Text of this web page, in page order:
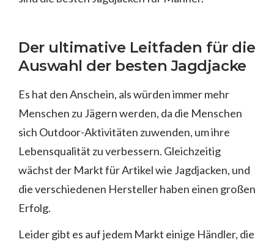
Der ultimative Leitfaden für die
Auswahl der besten Jagdjacke
Es hat den Anschein, als würden immer mehr
Menschen zu Jägern werden, da die Menschen
sich Outdoor-Aktivitäten zuwenden, um ihre
Lebensqualität zu verbessern. Gleichzeitig
wächst der Markt für Artikel wie Jagdjacken, und
die verschiedenen Hersteller haben einen großen
Erfolg.
Leider gibt es auf jedem Markt einige Händler, die